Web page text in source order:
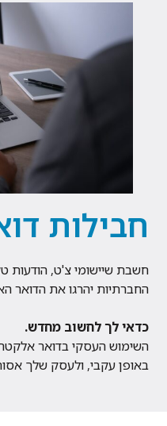
חבילות
החברתיות יהרגו את הדואר
כדאי לך לחשוב מחדש.
השימוש העסקי בדואר
באופן עקבי, ולעסק שלך